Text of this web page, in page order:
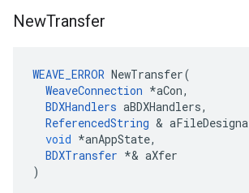
NewTransfer
WEAVE_ERROR NewTransfer(
WeaveConnection *aCon,
BDXHandlers aBDXHandlers,
ReferencedString &
void *anAppState,
BDXTransfer *& aXfer
)